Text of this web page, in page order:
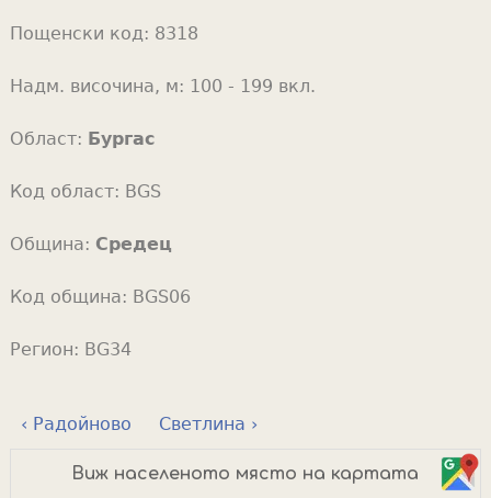
Пощенски код: 8318
Надм. височина, м: 100 - 199 вкл.
Област: Бургас
Код област: BGS
Община: Средец
Код община: BGS06
Регион: BG34
‹ Радойново Светлина ›
Виж населеното място на картата